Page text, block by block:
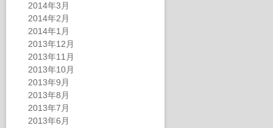
2014年3月
2014年2月
2014年1月
2013年12月
2013年11月
2013年10月
2013年9月
2013年8月
2013年7月
2013年6月